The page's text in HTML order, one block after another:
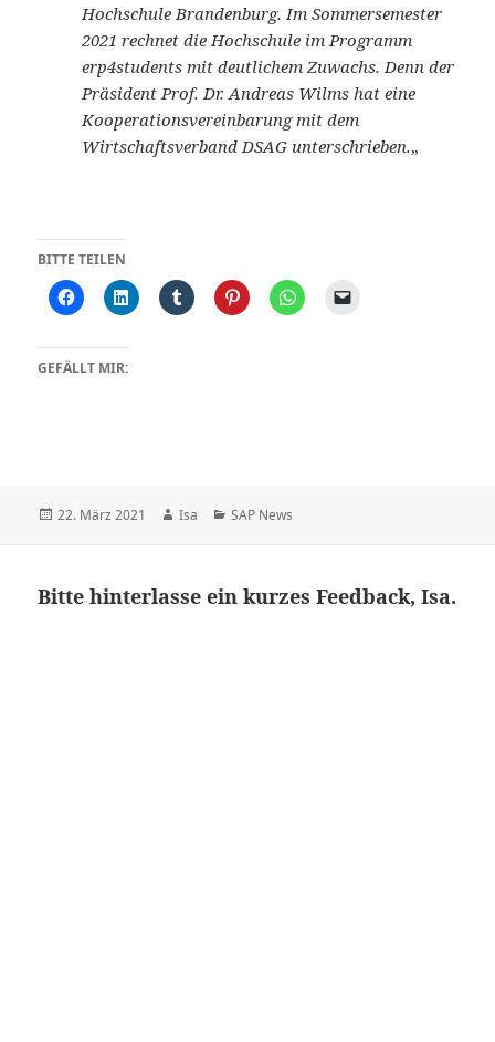
Hochschule Brandenburg. Im Sommersemester
2021 rechnet die Hochschule im Programm
erp4students mit deutlichem Zuwachs. Denn der
Präsident Prof. Dr. Andreas Wilms hat eine
Kooperationsvereinbarung mit dem
Wirtschaftsverband DSAG unterschrieben.„
BITTE TEILEN
GEFÄLLT MIR:
Veröffentlicht
22. März 2021 Autor
Isa Kategorien
SAP News
Bitte hinterlasse ein kurzes Feedback, Isa.